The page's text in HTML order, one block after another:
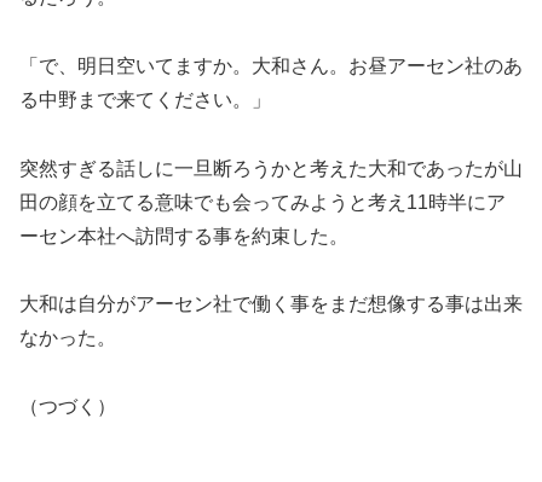
「で、明日空いてますか。大和さん。お昼アーセン社のあ
る中野まで来てください。」
突然すぎる話しに一旦断ろうかと考えた大和であったが山
田の顔を立てる意味でも会ってみようと考え11時半にア
ーセン本社へ訪問する事を約束した。
大和は自分がアーセン社で働く事をまだ想像する事は出来
なかった。
（つづく）